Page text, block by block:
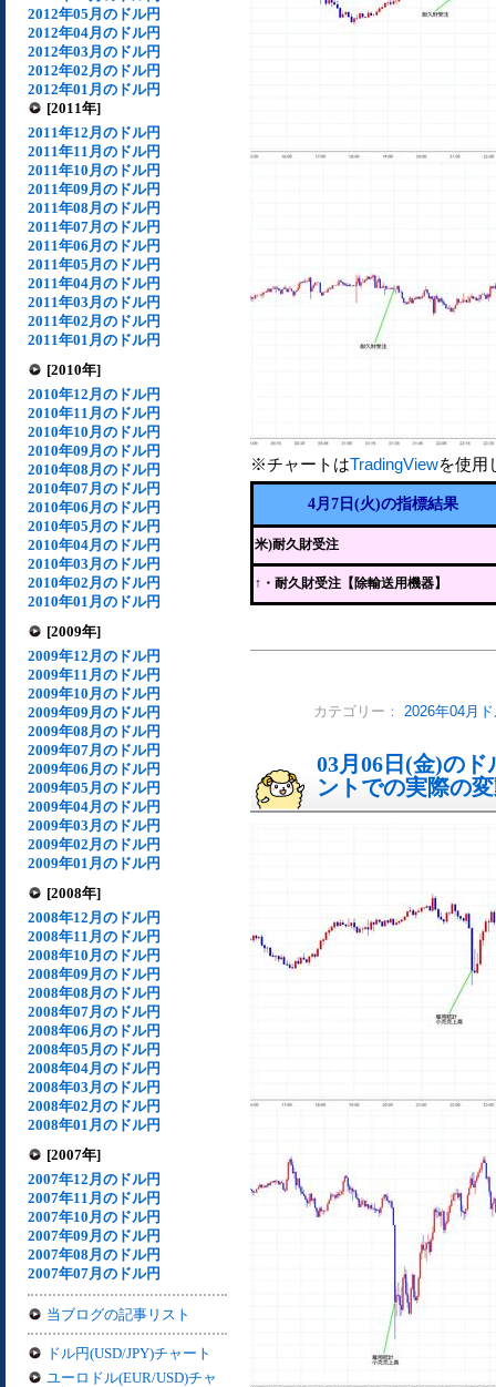
2012年05月のドル円
2012年04月のドル円
2012年03月のドル円
2012年02月のドル円
2012年01月のドル円
[2011年]
2011年12月のドル円
2011年11月のドル円
2011年10月のドル円
2011年09月のドル円
2011年08月のドル円
2011年07月のドル円
2011年06月のドル円
2011年05月のドル円
2011年04月のドル円
2011年03月のドル円
2011年02月のドル円
2011年01月のドル円
[2010年]
2010年12月のドル円
2010年11月のドル円
2010年10月のドル円
2010年09月のドル円
2010年08月のドル円
2010年07月のドル円
2010年06月のドル円
2010年05月のドル円
2010年04月のドル円
2010年03月のドル円
2010年02月のドル円
2010年01月のドル円
[2009年]
2009年12月のドル円
2009年11月のドル円
2009年10月のドル円
2009年09月のドル円
2009年08月のドル円
2009年07月のドル円
2009年06月のドル円
2009年05月のドル円
2009年04月のドル円
2009年03月のドル円
2009年02月のドル円
2009年01月のドル円
[2008年]
2008年12月のドル円
2008年11月のドル円
2008年10月のドル円
2008年09月のドル円
2008年08月のドル円
2008年07月のドル円
2008年06月のドル円
2008年05月のドル円
2008年04月のドル円
2008年03月のドル円
2008年02月のドル円
2008年01月のドル円
[2007年]
2007年12月のドル円
2007年11月のドル円
2007年10月のドル円
2007年09月のドル円
2007年08月のドル円
2007年07月のドル円
当ブログの記事リスト
ドル円(USD/JPY)チャート
ユーロドル(EUR/USD)チャ
※チャートはTradingViewを使用
4月7日(火)の指標結果
米)耐久財受注
↑ ・耐久財受注【除輸送用機器】
カテゴリー： 2026年04月
03月06日(金)の
ントでの実際の